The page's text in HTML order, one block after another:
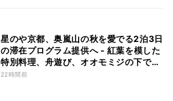
星のや京都、奥嵐山の秋を愛でる2泊3日
の滞在プログラム提供へ - 紅葉を模した
特別料理、舟遊び、オオモミジの下でお
こなう深呼吸など
22時間前